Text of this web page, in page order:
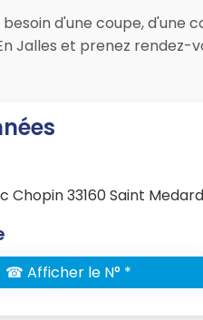
besoin d'une coupe, d'une
Jalles et prenez rendez-
Chopin 33160 Saint
☎ Afficher le N° *